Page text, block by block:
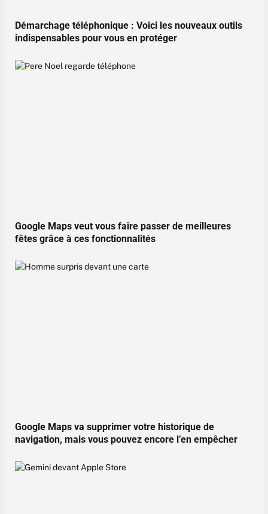
Démarchage téléphonique : Voici les nouveaux outils
indispensables pour vous en protéger
Google Maps veut vous faire passer de meilleures
fêtes grâce à ces fonctionnalités
Google Maps va supprimer votre historique de
navigation, mais vous pouvez encore l’en empêcher